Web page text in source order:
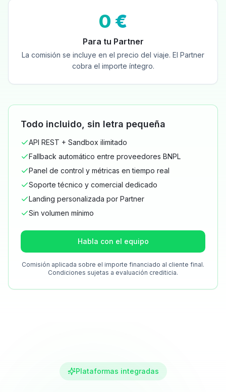
0 €
Para tu Partner
La comisión se incluye en el precio del viaje. El Partner
cobra el importe íntegro.
Todo incluido, sin letra pequeña
API REST + Sandbox ilimitado
Fallback automático entre proveedores BNPL
Panel de control y métricas en tiempo real
Soporte técnico y comercial dedicado
Landing personalizada por Partner
Sin volumen mínimo
Habla con el equipo
Comisión aplicada sobre el importe financiado al cliente final.
Condiciones sujetas a evaluación crediticia.
Plataformas integradas